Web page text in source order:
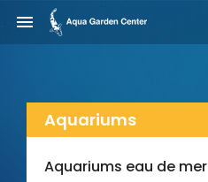

Aquariums
Aquariums eau de mer